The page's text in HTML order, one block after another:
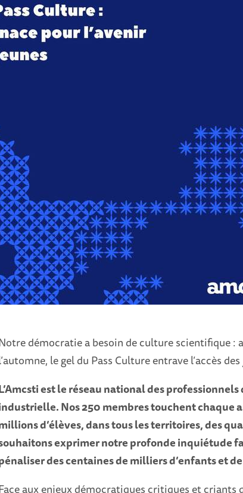
démocratie a besoin de culture scientifique :
le gel du Pass Culture entrave l’accès
est le réseau national des
Nos 250 membres touchent chaque
d’élèves, dans tous les territoires, des
exprimer notre profonde inquiétude
des centaines de milliers d’enfants et
aux enjeux démocratiques critiques et criants